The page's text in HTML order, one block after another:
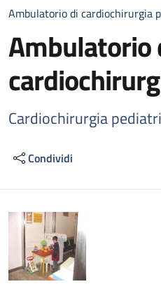
Ambulatorio di cardiochirurgia
Ambulatorio
Cardiochirurgia
Condividi
Descrizione